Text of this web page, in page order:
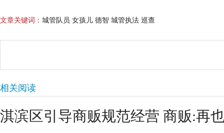
文章关键词： 城管队员 女孩儿 德智 城管执法 巡查
相关阅读
淇滨区引导商贩规范经营 商贩:再